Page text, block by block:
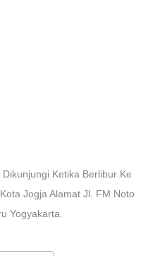
Ketika Berlibur Ke
Jogja Alamat Jl. FM Noto
Yogyakarta.